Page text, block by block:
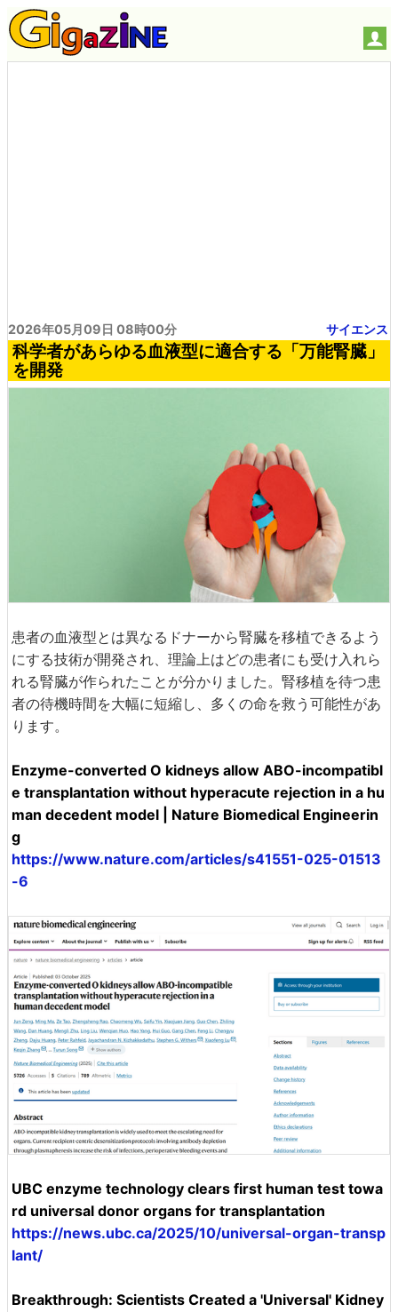
2026年05月09日 08時00分 サイエンス
科学者があらゆる血液型に適合する「万能腎臓」
を開発
患者の血液型とは異なるドナーから腎臓を移植できるよう
にする技術が開発され、理論上はどの患者にも受け入れら
れる腎臓が作られたことが分かりました。腎移植を待つ患
者の待機時間を大幅に短縮し、多くの命を救う可能性があ
ります。
Enzyme-converted O kidneys allow ABO-incompatibl
e transplantation without hyperacute rejection in a hu
man decedent model | Nature Biomedical Engineerin
g
https://www.nature.com/articles/s41551-025-01513
-6
UBC enzyme technology clears first human test towa
rd universal donor organs for transplantation
https://news.ubc.ca/2025/10/universal-organ-transp
lant/
Breakthrough: Scientists Created a 'Universal' Kidney